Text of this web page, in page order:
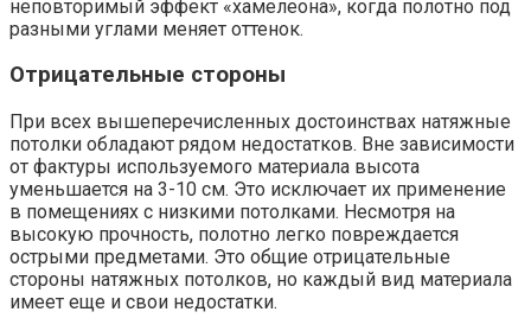
неповторимый эффект «хамелеона», когда полотно под
разными углами меняет оттенок.
Отрицательные стороны
При всех вышеперечисленных достоинствах натяжные
потолки обладают рядом недостатков. Вне зависимости
от фактуры используемого материала высота
уменьшается на 3-10 см. Это исключает их применение
в помещениях с низкими потолками. Несмотря на
высокую прочность, полотно легко повреждается
острыми предметами. Это общие отрицательные
стороны натяжных потолков, но каждый вид материала
имеет еще и свои недостатки.